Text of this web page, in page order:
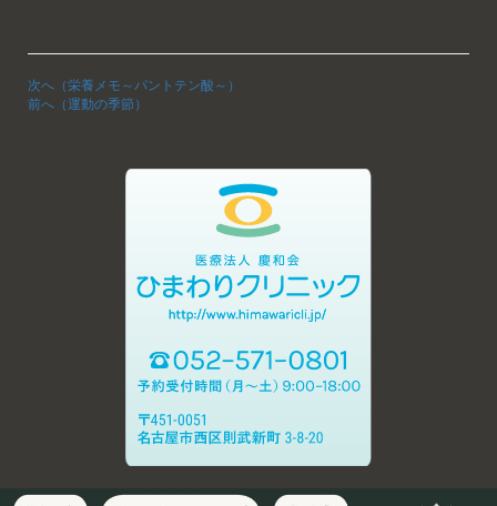
次へ（栄養メモ～パントテン酸～）
前へ（運動の季節）